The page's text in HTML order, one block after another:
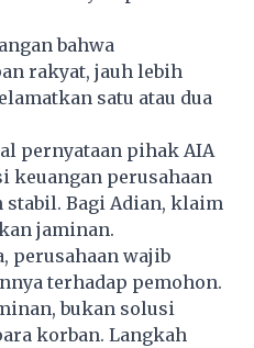
bahwa
rakyat, jauh lebih
satu atau dua
pernyataan pihak AIA
keuangan perusahaan
stabil. Bagi Adian, klaim
jaminan.
perusahaan wajib
terhadap pemohon.
bukan solusi
korban. Langkah